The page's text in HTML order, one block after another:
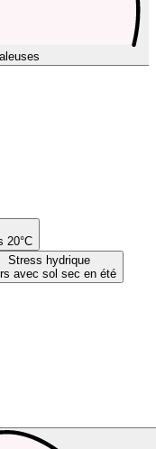
20°C
Stress hydrique
avec sol sec en été